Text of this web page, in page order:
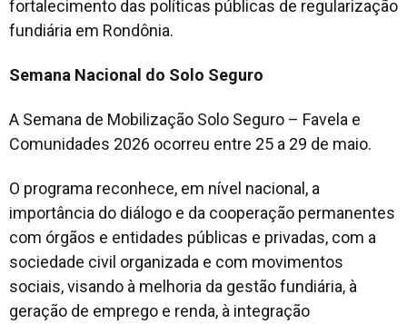
fortalecimento das políticas públicas de regularização
fundiária em Rondônia.
Semana Nacional do Solo Seguro
A Semana de Mobilização Solo Seguro – Favela e
Comunidades 2026 ocorreu entre 25 a 29 de maio.
O programa reconhece, em nível nacional, a
importância do diálogo e da cooperação permanentes
com órgãos e entidades públicas e privadas, com a
sociedade civil organizada e com movimentos
sociais, visando à melhoria da gestão fundiária, à
geração de emprego e renda, à integração